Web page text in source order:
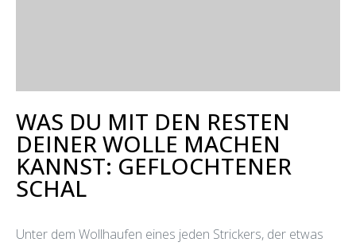
WAS DU MIT DEN RESTEN
DEINER WOLLE MACHEN
KANNST: GEFLOCHTENER
SCHAL
Unter dem Wollhaufen eines jeden Strickers, der etwas